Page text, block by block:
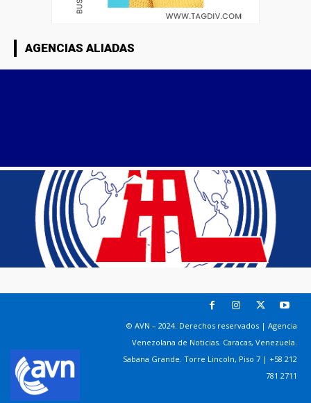
AGENCIAS ALIADAS
© AVN – 2024. Derechos reservados | Agencia
Venezolana de Noticias. Caracas, Venezuela.
Sabana Grande. Torre Lincoln, Piso 7 | +58 212
781 2711